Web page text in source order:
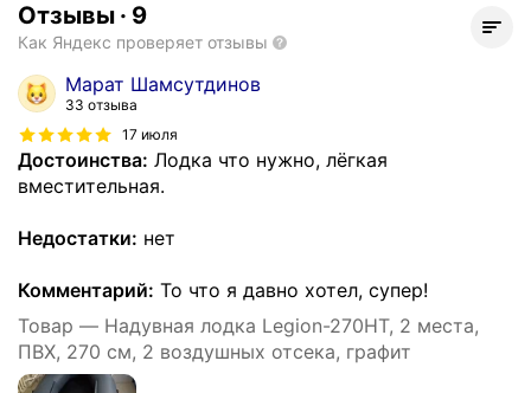
Отзывы · 9
Как Яндекс проверяет отзывы
Марат Шамсутдинов
33 отзыва
17 июля
Достоинства: Лодка что нужно, лёгкая
вместительная.
Недостатки: нет
Комментарий: То что я давно хотел, супер!
Товар — Надувная лодка Legion-270HT, 2 места,
ПВХ, 270 см, 2 воздушных отсека, графит